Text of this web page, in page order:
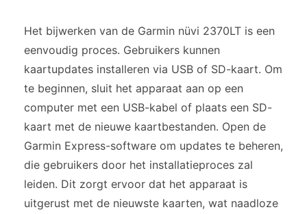
Het bijwerken van de Garmin nüvi 2370LT is een
eenvoudig proces. Gebruikers kunnen
kaartupdates installeren via USB of SD-kaart. Om
te beginnen, sluit het apparaat aan op een
computer met een USB-kabel of plaats een SD-
kaart met de nieuwe kaartbestanden. Open de
Garmin Express-software om updates te beheren,
die gebruikers door het installatieproces zal
leiden. Dit zorgt ervoor dat het apparaat is
uitgerust met de nieuwste kaarten, wat naadloze